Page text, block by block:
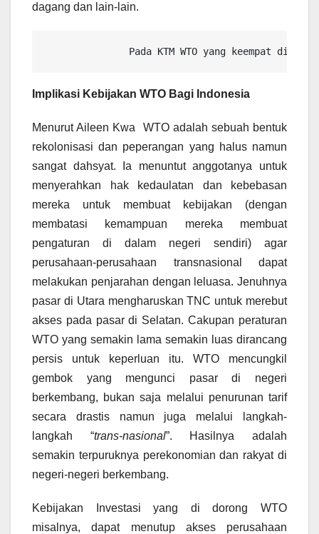
dagang dan lain-lain.
Pada KTM WTO yang keempat di Doha
Implikasi Kebijakan WTO Bagi Indonesia
Menurut Aileen Kwa WTO adalah sebuah bentuk
rekolonisasi dan peperangan yang halus namun
sangat dahsyat. Ia menuntut anggotanya untuk
menyerahkan hak kedaulatan dan kebebasan
mereka untuk membuat kebijakan (dengan
membatasi kemampuan mereka membuat
pengaturan di dalam negeri sendiri) agar
perusahaan-perusahaan transnasional dapat
melakukan penjarahan dengan leluasa. Jenuhnya
pasar di Utara mengharuskan TNC untuk merebut
akses pada pasar di Selatan. Cakupan peraturan
WTO yang semakin lama semakin luas dirancang
persis untuk keperluan itu. WTO mencungkil
gembok yang mengunci pasar di negeri
berkembang, bukan saja melalui penurunan tarif
secara drastis namun juga melalui langkah-
langkah “trans-nasional”. Hasilnya adalah
semakin terpuruknya perekonomian dan rakyat di
negeri-negeri berkembang.
Kebijakan Investasi yang di dorong WTO
misalnya, dapat menutup akses perusahaan